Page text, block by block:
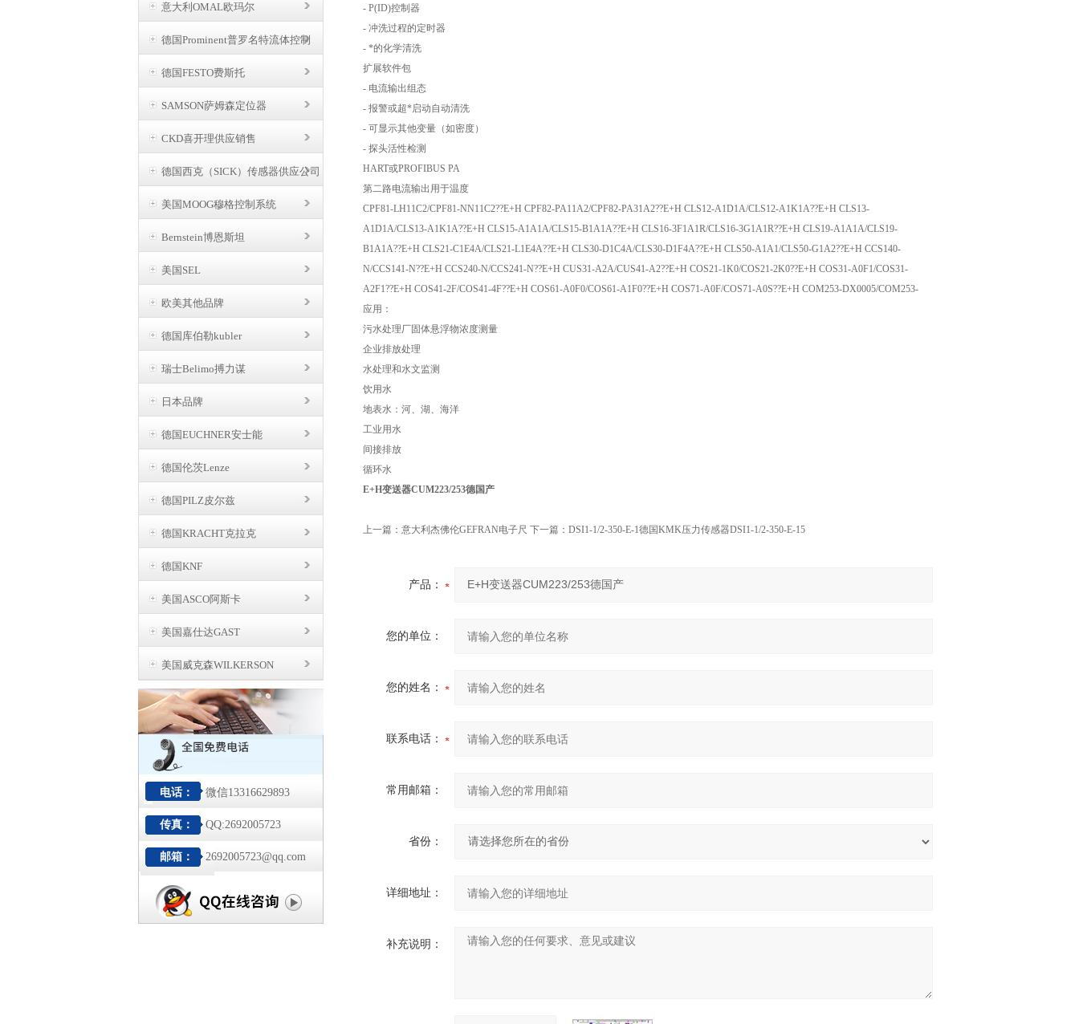
意大利OMAL欧玛尔
德国Prominent普罗名特流体控制
德国FESTO费斯托
SAMSON萨姆森定位器
CKD喜开理供应销售
德国西克（SICK）传感器供应公司
美国MOOG穆格控制系统
Bernstein博恩斯坦
美国SEL
欧美其他品牌
德国库伯勒kubler
瑞士Belimo搏力谋
日本品牌
德国EUCHNER安士能
德国伦茨Lenze
德国PILZ皮尔兹
德国KRACHT克拉克
德国KNF
美国ASCO阿斯卡
美国嘉仕达GAST
美国威克森WILKERSON
电话： 微信13316629893
传真： QQ:2692005723
邮箱： 2692005723@qq.com
- P(ID)控制器
- 冲洗过程的定时器
- *的化学清洗
扩展软件包
- 电流输出组态
- 报警或超*启动自动清洗
- 可显示其他变量（如密度）
- 探头活性检测
HART或PROFIBUS PA
第二路电流输出用于温度
CPF81-LH11C2/CPF81-NN11C2??E+H CPF82-PA11A2/CPF82-PA31A2??E+H CLS12-A1D1A/CLS12-A1K1A??E+H CLS13-
A1D1A/CLS13-A1K1A??E+H CLS15-A1A1A/CLS15-B1A1A??E+H CLS16-3F1A1R/CLS16-3G1A1R??E+H CLS19-A1A1A/CLS19-
B1A1A??E+H CLS21-C1E4A/CLS21-L1E4A??E+H CLS30-D1C4A/CLS30-D1F4A??E+H CLS50-A1A1/CLS50-G1A2??E+H CCS140-
N/CCS141-N??E+H CCS240-N/CCS241-N??E+H CUS31-A2A/CUS41-A2??E+H COS21-1K0/COS21-2K0??E+H COS31-A0F1/COS31-
A2F1??E+H COS41-2F/COS41-4F??E+H COS61-A0F0/COS61-A1F0??E+H COS71-A0F/COS71-A0S??E+H COM253-DX0005/COM253-
应用：
污水处理厂固体悬浮物浓度测量
企业排放处理
水处理和水文监测
饮用水
地表水：河、湖、海洋
工业用水
间接排放
循环水
E+H变送器CUM223/253德国产
上一篇： 意大利杰佛伦GEFRAN电子尺 下一篇： DSI1-1/2-350-E-1德国KMK压力传感器DSI1-1/2-350-E-15
产品：
您的单位：
您的姓名：
联系电话：
常用邮箱：
省份：
详细地址：
补充说明：